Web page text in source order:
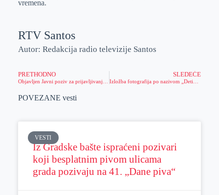
vremena.
RTV Santos
Autor: Redakcija radio televizije Santos
PRETHODNO SLEDEĆE
POVEZANE vesti
VESTI
Iz Gradske bašte ispraćeni pozivari
koji besplatnim pivom ulicama
grada pozivaju na 41. „Dane piva“